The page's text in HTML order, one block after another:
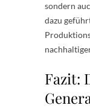
sondern
dazu
Fazit: